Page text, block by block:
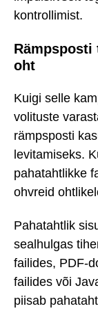
kontrollimist.
Rämpsposti
oht
Kuigi selle
volituste
rämpsposti
levitamiseks.
pahatahtlikke
ohvreid
Pahatahtlik
sealhulgas
failides, PDF-
failides või
piisab